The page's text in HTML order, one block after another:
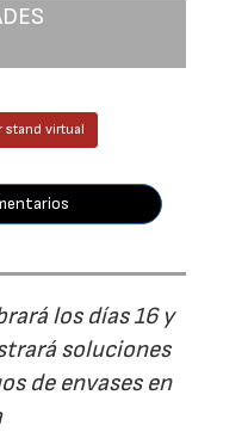
stand virtual
los días 16 y
soluciones
de envases en